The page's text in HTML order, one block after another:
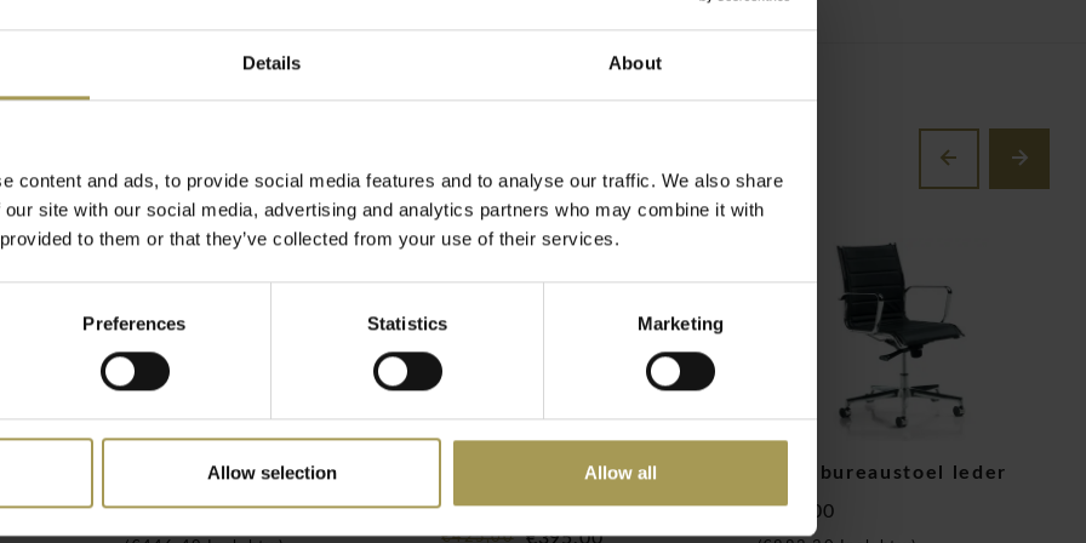
Details About
content and ads, to provide social media features and to analyse our traffic. We also share
site with our social media, advertising and analytics partners who may combine it with
to them or that they’ve collected from your use of their services.
Preferences Statistics Marketing
Allow selection Allow all
voor wie
Miami bureaustoel
€369,00
Ergo 05 bureaustoel met
€425,00 €395,00
Elliot bureaustoel leder
€730,00